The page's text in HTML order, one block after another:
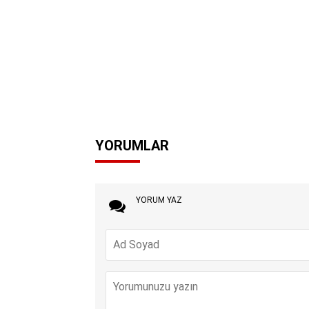
YORUMLAR
YORUM YAZ